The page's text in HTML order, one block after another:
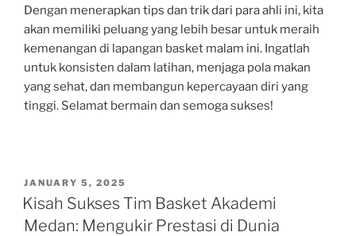
Dengan menerapkan tips dan trik dari para ahli ini, kita
akan memiliki peluang yang lebih besar untuk meraih
kemenangan di lapangan basket malam ini. Ingatlah
untuk konsisten dalam latihan, menjaga pola makan
yang sehat, dan membangun kepercayaan diri yang
tinggi. Selamat bermain dan semoga sukses!
POSTED
ON
JANUARY 5, 2025
Kisah Sukses Tim Basket Akademi
Medan: Mengukir Prestasi di Dunia